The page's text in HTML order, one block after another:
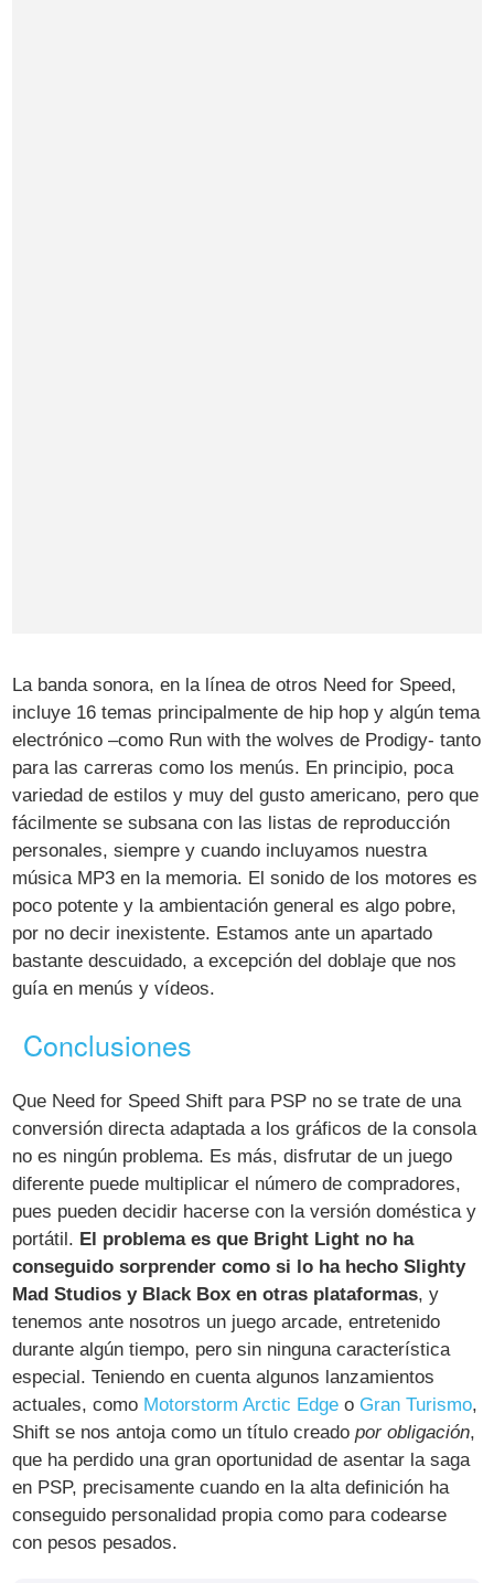
La banda sonora, en la línea de otros Need for Speed,
incluye 16 temas principalmente de hip hop y algún tema
electrónico –como Run with the wolves de Prodigy- tanto
para las carreras como los menús. En principio, poca
variedad de estilos y muy del gusto americano, pero que
fácilmente se subsana con las listas de reproducción
personales, siempre y cuando incluyamos nuestra
música MP3 en la memoria. El sonido de los motores es
poco potente y la ambientación general es algo pobre,
por no decir inexistente. Estamos ante un apartado
bastante descuidado, a excepción del doblaje que nos
guía en menús y vídeos.
Conclusiones
Que Need for Speed Shift para PSP no se trate de una
conversión directa adaptada a los gráficos de la consola
no es ningún problema. Es más, disfrutar de un juego
diferente puede multiplicar el número de compradores,
pues pueden decidir hacerse con la versión doméstica y
portátil. El problema es que Bright Light no ha
conseguido sorprender como si lo ha hecho Slighty
Mad Studios y Black Box en otras plataformas, y
tenemos ante nosotros un juego arcade, entretenido
durante algún tiempo, pero sin ninguna característica
especial. Teniendo en cuenta algunos lanzamientos
actuales, como Motorstorm Arctic Edge o Gran Turismo,
Shift se nos antoja como un título creadopor obligación,
que ha perdido una gran oportunidad de asentar la saga
en PSP, precisamente cuando en la alta definición ha
conseguido personalidad propia como para codearse
con pesos pesados.